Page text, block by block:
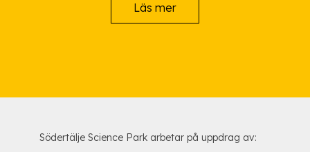
Läs mer
Södertälje Science Park arbetar på uppdrag av: